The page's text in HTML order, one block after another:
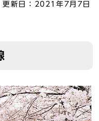
更新日：
2021年7月7日